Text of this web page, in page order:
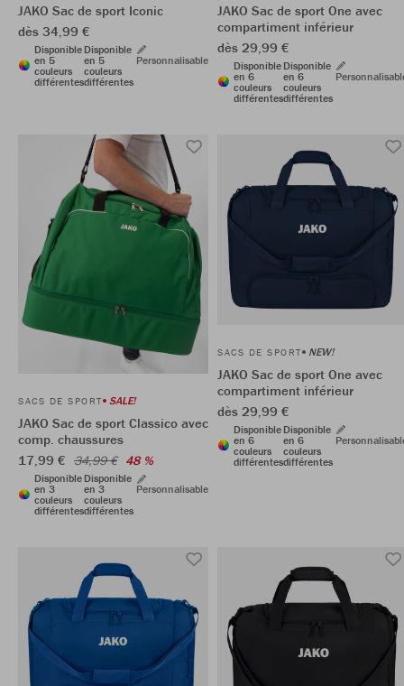
JAKO Sac de sport Iconic
dès 34,99 €
Disponible
en 5
couleurs
différentes
Disponible
en 5
couleurs
différentes
Personnalisable
JAKO Sac de sport One avec
compartiment inférieur
dès 29,99 €
Disponible
en 6
couleurs
différentes
Disponible
en 6
couleurs
différentes
SACS DE SPORT SALE!
JAKO Sac de sport Classico avec
comp. chaussures
17,99 € 34,99 € 48 %
Disponible
en 3
couleurs
différentes
Disponible
en 3
couleurs
différentes
Personnalisable
SACS DE SPORT NEW!
JAKO Sac de sport One avec
compartiment inférieur
dès 29,99 €
Disponible
en 6
couleurs
différentes
Disponible
en 6
couleurs
différentes